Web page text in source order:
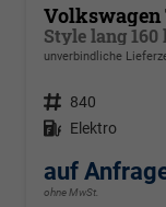
Volkswagen
unverbindliche
Fahrzeugnr. 840
Kraftstoff Elektro
auf
ohne MwSt.